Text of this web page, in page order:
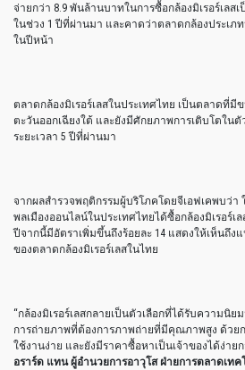
จ่ายกว่า 8.9 พันล้านบาทในการซื้อกล้องมิเรอร์เลสเ
ในช่วง 1 ปีที่ผ่านมา และคาดว่าตลาดกล้องประเ
ในปีหน้า
ตลาดกล้องมิเรอร์เลสในประเทศไทย เป็นตลาดที่
ตะวันออกเฉียงใต้ และยังมีศักยภาพการเติบโตใน
ระยะเวลา 5 ปีที่ผ่านมา
จากผลสำรวจพฤติกรรมผู้บริโภคโดยจีเอฟเคพบว่า
พลเมืองออนไลน์ในประเทศไทยได้ซื้อกล้องมิเรอร์
ปีจากนี้มีอัตราเพิ่มขึ้นถึงร้อยละ 14 แสดงให้เห็นถึง
ของตลาดกล้องมิเรอร์เลสในไทย
“กล้องมิเรอร์เลสกลายเป็นตัวเลือกที่ได้รับความนิ
การถ่ายภาพที่ต้องการภาพถ่ายที่มีคุณภาพสูง ด้วย
ใช้งานง่าย และยังมีราคาซื้อหาเป็นเจ้าของได้ง่ายก
อราร์ด แทน ผู้อำนวยการอาวุโส ฝ่ายการตลาดเทค